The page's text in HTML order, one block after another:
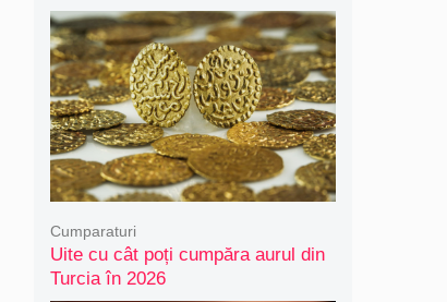
Uite cu cât poți cumpăra aurul din
Turcia în 2026
Cumparaturi